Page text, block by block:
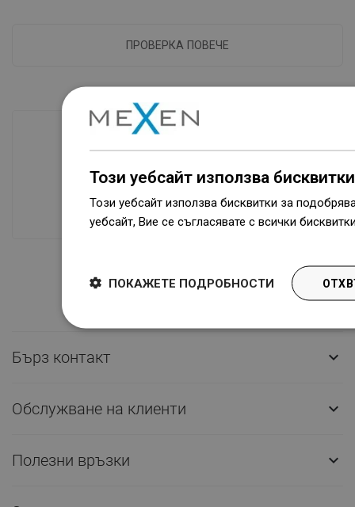
ПРОВЕРКА ПОВЕЧЕ
Наличие на стоки
Нашите продукти ви чакат в модерен
склад.Винаги готов за изпращане!
Бърз контакт 
Обслужване на клиенти 
Полезни връзки 
Този уебсайт използва бисквитки
Този уебсайт използва бисквитки за
уебсайт, Вие се съгласявате с всички
ПОКАЖЕТЕ ПОДРОБНОСТИ